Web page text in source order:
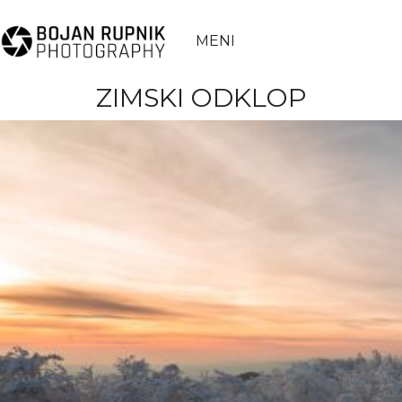
MENI
ZIMSKI ODKLOP